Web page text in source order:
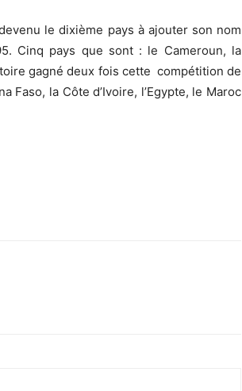
le dixième pays à ajouter son nom
Cinq pays que sont : le Cameroun, la
gagné deux fois cette compétition de
Faso, la Côte d’Ivoire, l’Egypte, le Maroc